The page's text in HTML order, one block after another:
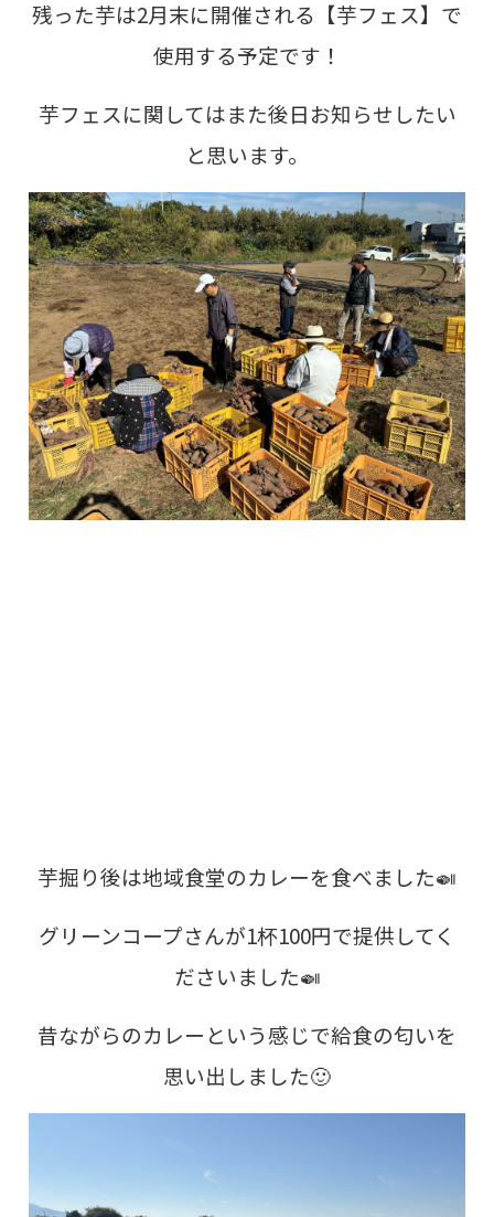
残った芋は2月末に開催される【芋フェス】で
使用する予定です！
芋フェスに関してはまた後日お知らせしたい
と思います。
芋掘り後は地域食堂のカレーを食べました🍛
グリーンコープさんが1杯100円で提供してく
ださいました🍛
昔ながらのカレーという感じで給食の匂いを
思い出しました🙂